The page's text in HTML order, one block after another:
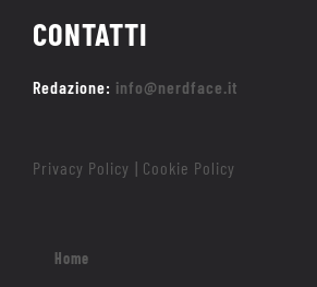
CONTATTI
Redazione: info@nerdface.it
Privacy Policy | Cookie Policy
Home